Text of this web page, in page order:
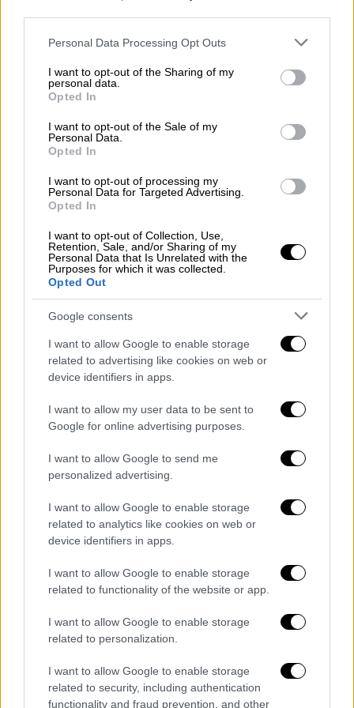
Please note that this website/app uses one or more Google
not limited to your visit or usage behaviour. You may click to
grant or deny consent to Google and its third-party tags to
use your data for below specified purposes in below Google
consent section.
Personal Data Processing Opt Outs
I want to opt-out of the Sharing of my
personal data.
Opted In
I want to opt-out of the Sale of my
Personal Data.
Opted In
I want to opt-out of processing my
Personal Data for Targeted Advertising.
Opted In
I want to opt-out of Collection, Use,
Retention, Sale, and/or Sharing of my
Personal Data that Is Unrelated with the
Purposes for which it was collected.
Opted Out
Google consents
I want to allow Google to enable storage
related to advertising like cookies on web or
device identifiers in apps.
I want to allow my user data to be sent to
Google for online advertising purposes.
I want to allow Google to send me
personalized advertising.
I want to allow Google to enable storage
related to analytics like cookies on web or
device identifiers in apps.
I want to allow Google to enable storage
related to functionality of the website or app.
I want to allow Google to enable storage
related to personalization.
I want to allow Google to enable storage
related to security, including authentication
functionality and fraud prevention, and other
15 ημέρες
και θα αρχίσουν να
σκευάσματα, όπως εισπνεόμενα. Παράλληλα
Ιατρικός Σύλλογος Θεσσαλονίκης
, ζητάει
την αλλαγή στη δυνατότητα εκτέλεσης μίας
ηλεκτρονικής συνταγής
φαρμακείο, καθώς πολλοί ασθενείς είναι
υποχρεωμένοι να προμηθεύονται από
video
Αυξάνονται οι αεροδιακομιδές
παιδιών σε νοσοκομεία της Αθήνας
Την ίδια ώρα, σύμφωνα με το ρεπορτάζ του
, αύξηση καταγράφουν οι
αεροδιακομιδές παιδιών σε νοσοκομεία της
Αθήνας, ενώ αρκετοί ανήλικοι νοσηλεύονται
με ιώσεις στιςμονάδες εντατικής
Σύμφωνα με τα στοιχεία από την ΠΟΕΔΗΝ,
55 παιδιά νοσηλεύονται στις ΜΕΘ σε όλη τη
χώρα. Ειδικότερα στην
πληρότηταστο ΠΑΓΝΗ και στο νοσοκομείο
του Ρίου να αγγίζει το 100%.